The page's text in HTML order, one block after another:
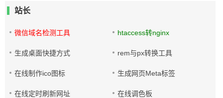
站长
微信域名检测工具 htaccess转nginx
生成桌面快捷方式 rem与px转换工具
在线制作ico图标 生成网页Meta标签
在线定时刷新网址 在线调色板